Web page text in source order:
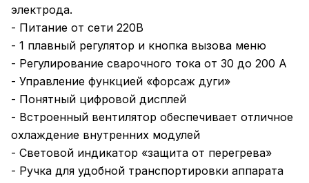
электрода.
- Питание от сети 220В
- 1 плавный регулятор и кнопка вызова меню
- Регулирование сварочного тока от 30 до 200 А
- Управление функцией «форсаж дуги»
- Понятный цифровой дисплей
- Встроенный вентилятор обеспечивает отличное
охлаждение внутренних модулей
- Световой индикатор «защита от перегрева»
- Ручка для удобной транспортировки аппарата